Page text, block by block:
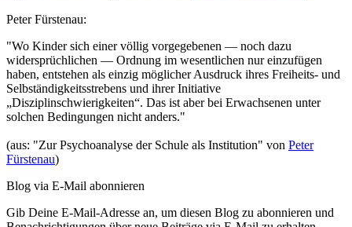
Peter Fürstenau:
"Wo Kinder sich einer völlig vorgegebenen — noch dazu
widersprüchlichen — Ordnung im wesentlichen nur einzufügen
haben, entstehen als einzig möglicher Ausdruck ihres Freiheits- und
Selbständigkeitsstrebens und ihrer Initiative
„Disziplinschwierigkeiten“. Das ist aber bei Erwachsenen unter
solchen Bedingungen nicht anders."
(aus: "Zur Psychoanalyse der Schule als Institution" von Peter
Fürstenau)
Blog via E-Mail abonnieren
Gib Deine E-Mail-Adresse an, um diesen Blog zu abonnieren und